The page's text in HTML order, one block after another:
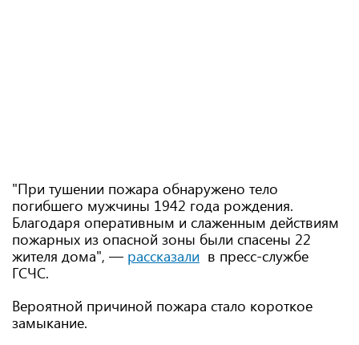
"При тушении пожара обнаружено тело
погибшего мужчины 1942 года рождения.
Благодаря оперативным и слаженным действиям
пожарных из опасной зоны были спасены 22
жителя дома", — рассказали в пресс-службе
ГСЧС.
Вероятной причиной пожара стало короткое
замыкание.